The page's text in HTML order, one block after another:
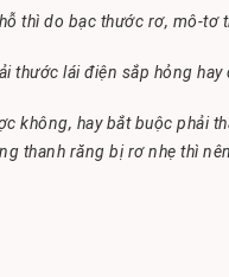
thì do bạc thước rơ, mô-tơ
thước lái điện sắp hỏng
không, hay bắt buộc phải
thanh răng bị rơ nhẹ thì